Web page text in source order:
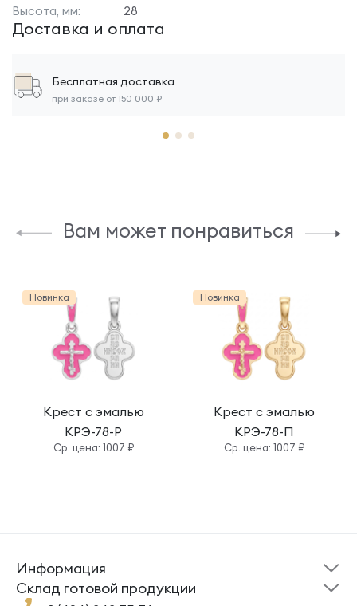
Высота, мм: 28
Доставка и оплата
Бесплатная доставка
при заказе от 150 000 ₽
Вам может понравиться
Новинка
Крест с эмалью
КРЭ-78-Р
Cр. цена: 1007 ₽
Новинка
Крест с эмалью
КРЭ-78-П
Cр. цена: 1007 ₽
Информация
Склад готовой
продукции
Помощь
Cклад готовой продукции
Кресты Ложки